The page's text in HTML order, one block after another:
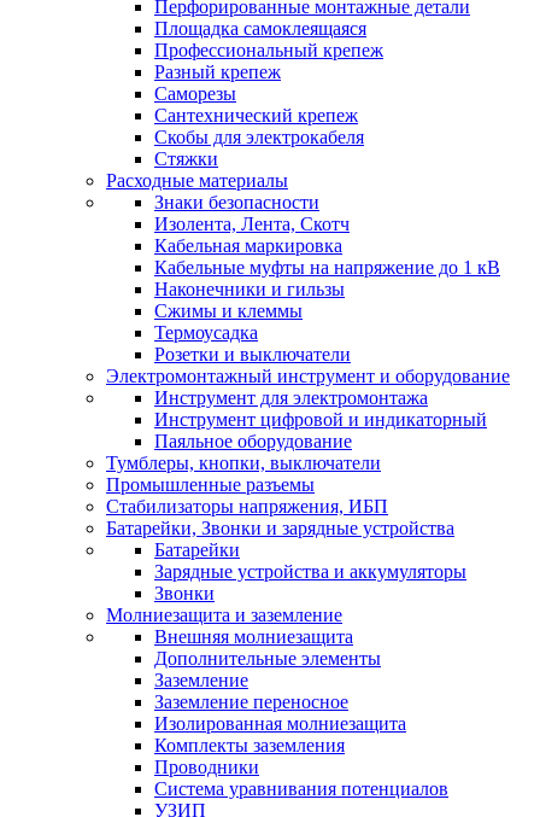
Перфорированные монтажные детали
Площадка самоклеящаяся
Профессиональный крепеж
Разный крепеж
Саморезы
Сантехнический крепеж
Скобы для электрокабеля
Стяжки
Расходные материалы
Знаки безопасности
Изолента, Лента, Скотч
Кабельная маркировка
Кабельные муфты на напряжение до 1 кВ
Наконечники и гильзы
Сжимы и клеммы
Термоусадка
Розетки и выключатели
Электромонтажный инструмент и оборудование
Инструмент для электромонтажа
Инструмент цифровой и индикаторный
Паяльное оборудование
Тумблеры, кнопки, выключатели
Промышленные разъемы
Стабилизаторы напряжения, ИБП
Батарейки, Звонки и зарядные устройства
Батарейки
Зарядные устройства и аккумуляторы
Звонки
Молниезащита и заземление
Внешняя молниезащита
Дополнительные элементы
Заземление
Заземление переносное
Изолированная молниезащита
Комплекты заземления
Проводники
Система уравнивания потенциалов
УЗИП